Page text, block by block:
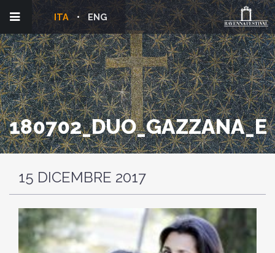
ENG
ITA
180702_DUO_GAZZANA_E
15 DICEMBRE 2017